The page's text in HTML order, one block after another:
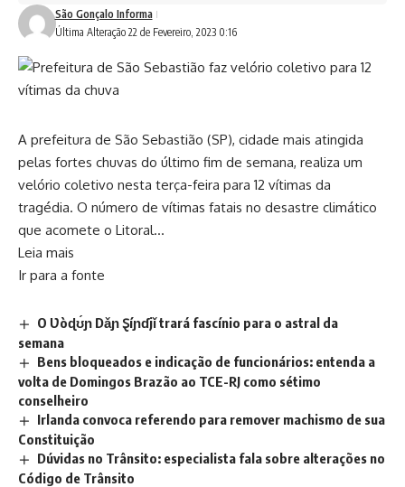
Última Alteração 22 de Fevereiro, 2023 0:16
São Gonçalo Informa
A prefeitura de São Sebastião (SP), cidade mais atingida
pelas fortes chuvas do último fim de semana, realiza um
velório coletivo nesta terça-feira para 12 vítimas da
tragédia. O número de vítimas fatais no desastre climático
que acomete o Litoral…
Leia mais
Ir para a fonte
O Ʋòɖʊ́ɲ Dǎɲ Ȿíɲɗjǐ trará fascínio para o astral da
semana
Bens bloqueados e indicação de funcionários: entenda a
volta de Domingos Brazão ao TCE-RJ como sétimo
conselheiro
Irlanda convoca referendo para remover machismo de sua
Constituição
Dúvidas no Trânsito: especialista fala sobre alterações no
Código de Trânsito